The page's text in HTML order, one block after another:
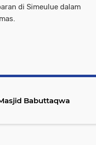
di Simeulue dalam
Babuttaqwa